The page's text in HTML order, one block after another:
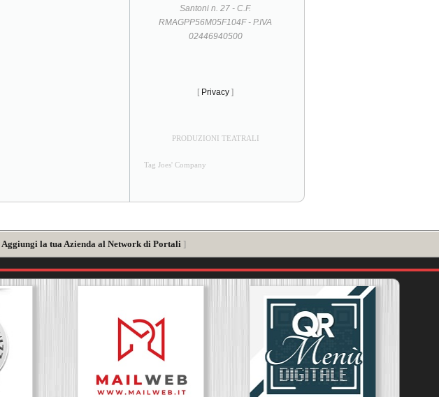
Santoni n. 27 - C.F.
RMAGPP56M05F104F - P.IVA
02446940500
[ Privacy ]
PRODUZIONI TEATRALI
Tag Joes' Company
Aggiungi la tua Azienda al Network di Portali ]